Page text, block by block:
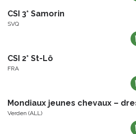
CSI 3* Samorin
SVQ
CSI 2* St-Lô
FRA
Mondiaux jeunes chevaux –
Verden (ALL)